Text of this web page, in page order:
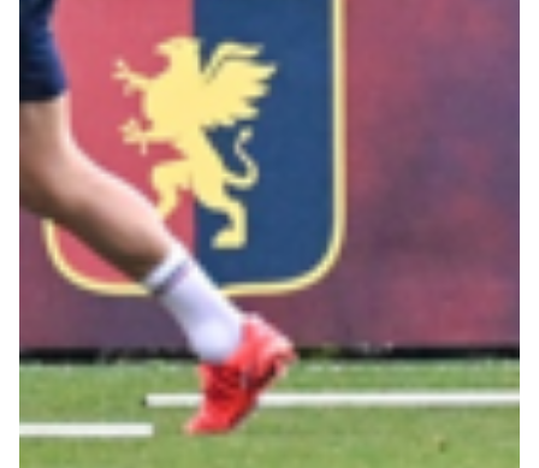
Summer Sale
Mare
Accessori
Party
Outlet
Isolani x Genoa